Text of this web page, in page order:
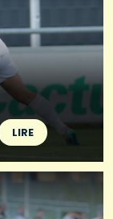
LIRE